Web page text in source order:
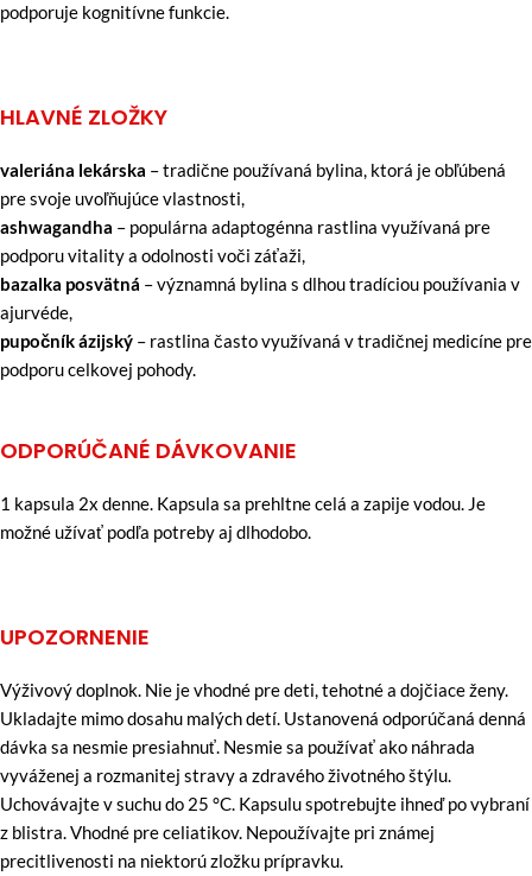
podporuje kognitívne funkcie.
HLAVNÉ ZLOŽKY
valeriána lekárska – tradične používaná bylina, ktorá je obľúbená
pre svoje uvoľňujúce vlastnosti,
ashwagandha – populárna adaptogénna rastlina využívaná pre
podporu vitality a odolnosti voči záťaži,
bazalka posvätná – významná bylina s dlhou tradíciou používania v
ajurvéde,
pupočník ázijský – rastlina často využívaná v tradičnej medicíne pre
podporu celkovej pohody.
ODPORÚČANÉ DÁVKOVANIE
1 kapsula 2x denne. Kapsula sa prehltne celá a zapije vodou. Je
možné užívať podľa potreby aj dlhodobo.
UPOZORNENIE
Výživový doplnok. Nie je vhodné pre deti, tehotné a dojčiace ženy.
Ukladajte mimo dosahu malých detí. Ustanovená odporúčaná denná
dávka sa nesmie presiahnuť. Nesmie sa používať ako náhrada
vyváženej a rozmanitej stravy a zdravého životného štýlu.
Uchovávajte v suchu do 25 °C. Kapsulu spotrebujte ihneď po vybraní
z blistra. Vhodné pre celiatikov. Nepoužívajte pri známej
precitlivenosti na niektorú zložku prípravku.